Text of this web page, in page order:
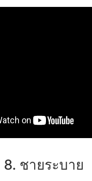
8. ชายระบาย